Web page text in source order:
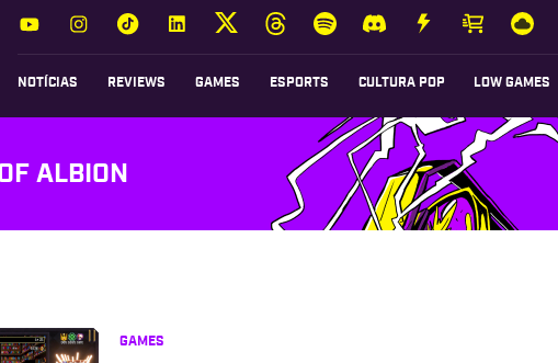
NOTÍCIAS REVIEWS GAMES ESPORTS CULTURA POP LOW GAMES
ALBION
GAMES